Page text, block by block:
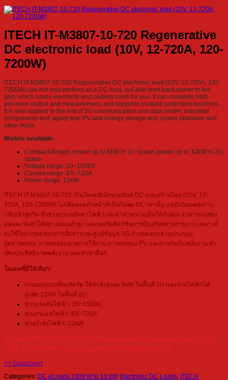
ITECH IT-M3807-10-720 Regenerative
DC electronic load (10V, 12-720A, 120-
7200W)
ITECH IT-M3807-10-720 Regenerative DC electronic load (10V, 12-720A, 120-
7200W) can not only perform as a DC load, but also feed back power to the
grid, which saves electricity and cooling costs for you. It can complete high-
precision output and measurement, and supports multiple protection functions.
It is well applied to the test of 5G communication and data center, industrial
components test, aging test, PV and energy storage test, power optimizer and
other fields.
Models available:
Compact design, power up to 6kW in 1U space, power up to 12kW in 2U
space
Voltage range: 10~1500V
Current range: 8A~720A
Power range: 12kW
ITECH IT-M3807-10-720 เป็นโหลดอิเล็กทรอนิกส์ DC แบบสร้างใหม่ (10V, 12-
720A, 120-7200W) ไม่เพียงแต่ทำหน้าที่เป็นโหลด DC เท่านั้น แต่ยังป้อนพลังงาน
กลับเข้าสู่กริด ซึ่งช่วยประหยัดค่าไฟฟ้าและค่าทำความเย็นให้กับคุณ สามารถแสดง
ผลและวัดค่าได้อย่างแม่นยำสูง และรองรับฟังก์ชันการป้องกันหลายรายการ เหมาะที่
จะใช้ในการทดสอบการสื่อสารและศูนย์ข้อมูล 5G การทดสอบส่วนประกอบ
อุตสาหกรรม การทดสอบอายุการใช้งาน การทดสอบ PV และการกักเก็บพลังงาน ตัว
เพิ่มประสิทธิภาพพลังงาน และสาขาอื่นๆ
โมเดลที่มีให้เลือก:
การออกแบบที่กะทัดรัด ให้กำลังสูงสุด 6kW ในพื้นที่ 1U และจ่ายไฟฟ้าได้
สูงสุด 12kW ในพื้นที่ 2U
ช่วงแรงดันไฟฟ้า: 10~1500V
ช่วงกระแสไฟฟ้า: 8A~720A
ช่วงกำลังไฟฟ้า: 12kW
หากสนใจ ITECH IT-M3807-10-720 Regenerative DC electronic load (10V, 12-
720A, 120-7200W) สามารถดู Datasheet ได้ตามลิ้งค์ด้านล่างนี้
>> Datasheet
Categories: DC eLoads 1000 W to 10 kW, Electronic DC Loads, ITECH